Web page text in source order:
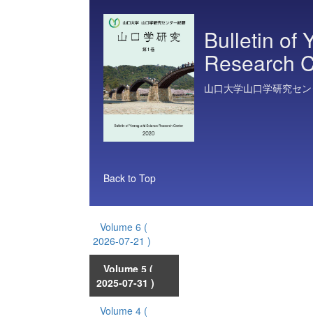
Bulletin of
Research
山口大学山口学研究セ
Back to Top
Volume 6 (
2026-07-21 )
Volume 5 (
2025-07-31 )
Volume 4 (